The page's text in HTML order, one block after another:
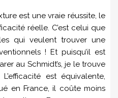
est une vraie réussite, le
réelle. C’est celui que
qui veulent trouver une
! Et puisqu’il est
au Schmidt’s, je le trouve
est équivalente,
en France, il coûte moins